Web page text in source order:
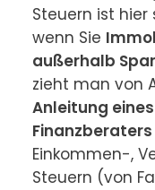
Steuern ist hier
wenn Sie
außerhalb
zieht man von
Anleitung
Finanzberaters
Einkommen-,
Steuern (von